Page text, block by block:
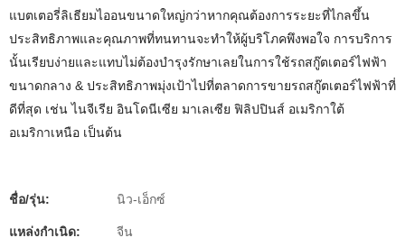
แบตเตอรี่ลิเธียมไออนขนาดใหญ่กว่าหากคุณต้องการระยะที่ไกลขึ้น
ประสิทธิภาพและคุณภาพที่ทนทานจะทำให้ผู้บริโภคพึงพอใจ การบริการ
นั้นเรียบง่ายและแทบไม่ต้องบำรุงรักษาเลยในการใช้รถสกู๊ตเตอร์ไฟฟ้า
ขนาดกลาง & ประสิทธิภาพมุ่งเป้าไปที่ตลาดการขายรถสกู๊ตเตอร์ไฟฟ้าที่
ดีที่สุด เช่น ไนจีเรีย อินโดนีเซีย มาเลเซีย ฟิลิปปินส์ อเมริกาใต้
อเมริกาเหนือ เป็นต้น
ชื่อ/รุ่น: นิว-เอ็กซ์
แหล่งกำเนิด: จีน